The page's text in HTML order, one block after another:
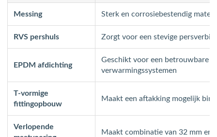
Messing Sterk en corrosiebestendig
RVS pershuls Zorgt voor een stevige
EPDM afdichting
Geschikt voor een betrouwbare
verwarmingssystemen
T-vormige
fittingopbouw
Maakt een aftakking mogelijk
Verlopende
Maakt combinatie van 32 mm en